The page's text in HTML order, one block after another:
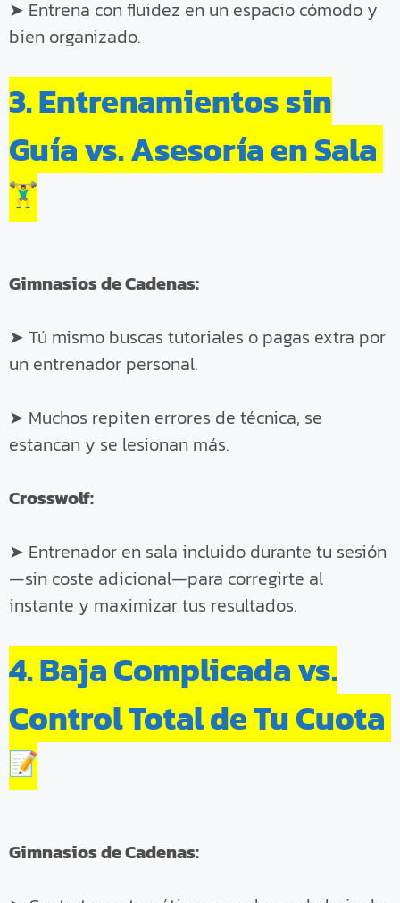
➤ Entrena con fluidez en un espacio cómodo y
bien organizado.
3. Entrenamientos sin
Guía vs. Asesoría en Sala
Gimnasios de Cadenas:
➤ Tú mismo buscas tutoriales o pagas extra por
un entrenador personal.
➤ Muchos repiten errores de técnica, se
estancan y se lesionan más.
Crosswolf:
➤ Entrenador en sala incluido durante tu sesión
—sin coste adicional—para corregirte al
instante y maximizar tus resultados.
4. Baja Complicada vs.
Control Total de Tu Cuota
Gimnasios de Cadenas: